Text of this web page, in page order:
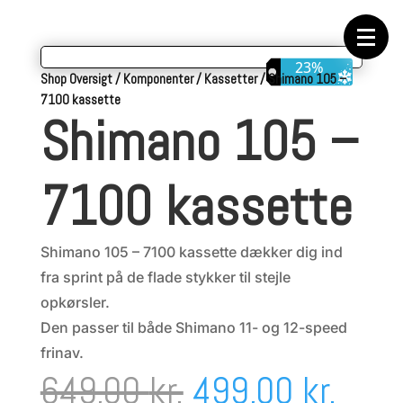
Geargrupper
Komponenter
Værktøj
Wattmålere
23%
Shop Oversigt/Komponenter/Kassetter/Shimano 105 –
7100 kassette
Shimano 105 –
7100 kassette
Shimano 105 – 7100 kassette dækker dig ind
fra sprint på de flade stykker til stejle
opkørsler.
Den passer til både Shimano 11- og 12-speed
frinav.
649,00kr. Den
499,00 kr.